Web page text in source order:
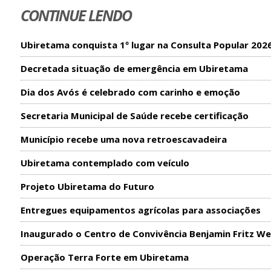
CONTINUE LENDO
Ubiretama conquista 1º lugar na Consulta Popular
Decretada situação de emergência em Ubiretama
Dia dos Avós é celebrado com carinho e emoção
Secretaria Municipal de Saúde recebe certificação
Município recebe uma nova retroescavadeira
Ubiretama contemplado com veículo
Projeto Ubiretama do Futuro
Entregues equipamentos agrícolas para associações
Inaugurado o Centro de Convivência Benjamin Fritz
Operação Terra Forte em Ubiretama